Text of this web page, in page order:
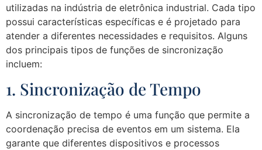
utilizadas na indústria de eletrônica industrial. Cada tipo
possui características específicas e é projetado para
atender a diferentes necessidades e requisitos. Alguns
dos principais tipos de funções de sincronização
incluem:
1. Sincronização de Tempo
A sincronização de tempo é uma função que permite a
coordenação precisa de eventos em um sistema. Ela
garante que diferentes dispositivos e processos